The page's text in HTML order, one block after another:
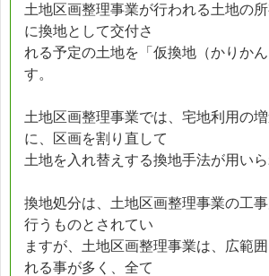
土地区画整理事業が行われる土地の
に換地として交付さ
れる予定の土地を「仮換地（かりか
す。
土地区画整理事業では、宅地利用の
に、区画を割り直して
土地を入れ替えする換地手法が用いら
換地処分は、土地区画整理事業の工事
行うものとされてい
ますが、土地区画整理事業は、広範
れる事が多く、全て